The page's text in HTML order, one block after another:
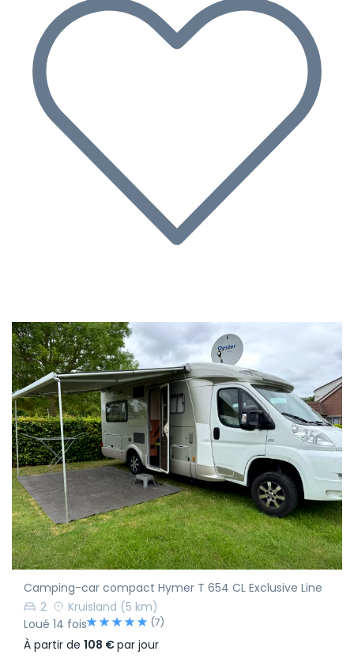
Camping-car compact Hymer T 654 CL Exclusive Line
2
Kruisland (5 km)
Loué 14 fois
(7)
À partir de 108 €par jour